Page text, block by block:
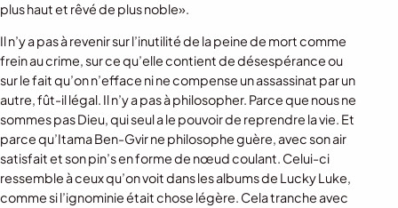
plus haut et rêvé de plus noble».
Il n’y a pas à revenir sur l’inutilité de la peine de mort comme
frein au crime, sur ce qu’elle contient de désespérance ou
sur le fait qu’on n’efface ni ne compense un assassinat par un
autre, fût-il légal. Il n’y a pas à philosopher. Parce que nous ne
sommes pas Dieu, qui seul a le pouvoir de reprendre la vie. Et
parce qu’Itama Ben-Gvir ne philosophe guère, avec son air
satisfait et son pin’s en forme de nœud coulant. Celui-ci
ressemble à ceux qu’on voit dans les albums de Lucky Luke,
comme si l’ignominie était chose légère. Cela tranche avec